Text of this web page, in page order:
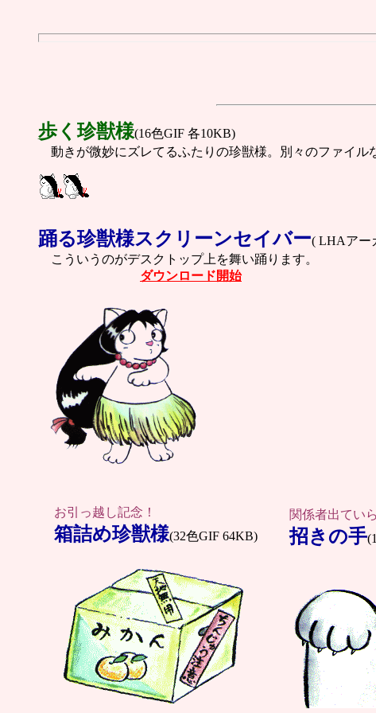
歩く珍獣様(16色GIF 各10KB)
動きが微妙にズレてるふたりの珍獣様。別々のファイル
踊る珍獣様スクリーンセイバー( LHAア
こういうのがデスクトップ上を舞い踊ります。
ダウンロード開始
お引っ越し記念！
箱詰め珍獣様(32色GIF 64KB)
関係者出てい
招きの手